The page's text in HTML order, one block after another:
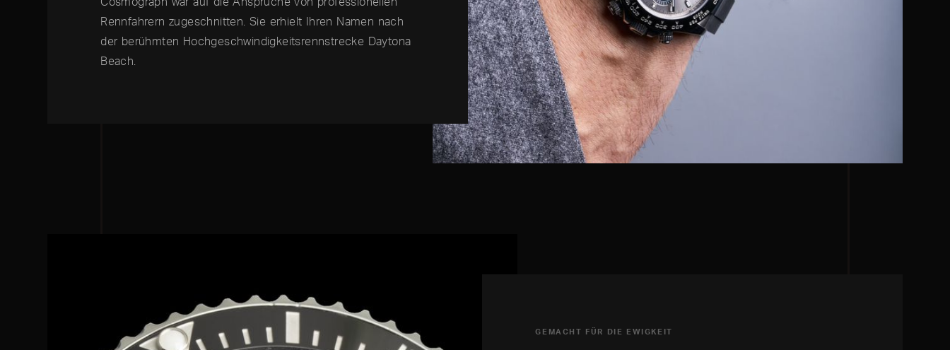
Rennfahrern zugeschnitten. Sie erhielt Ihren Namen nach
der berühmten Hochgeschwindigkeitsrennstrecke Daytona
Beach.
GEMACHT FÜR DIE EWIGKEIT